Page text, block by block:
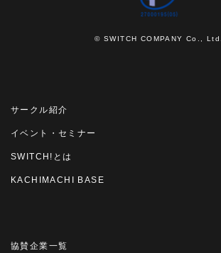
© SWITCH COMPANY Co., Ltd.
サークル紹介
イベント・セミナー
SWITCH!とは
KACHIMACHI BASE
協賛企業一覧